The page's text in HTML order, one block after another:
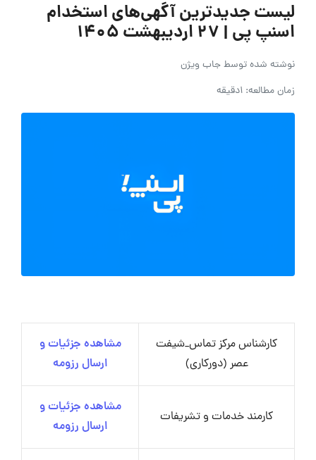
لیست جدیدترین آگهی‌های استخدام
اسنپ پی | ۲۷ اردیبهشت ۱۴۰۵
نوشته شده توسطجاب ویژن
زمان مطالعه: 1دقیقه
کارشناس مرکز تماس_شیفت
عصر (دورکاری)
مشاهده جزئیات و
ارسال رزومه
کارمند خدمات و تشریفات
مشاهده جزئیات و
ارسال رزومه